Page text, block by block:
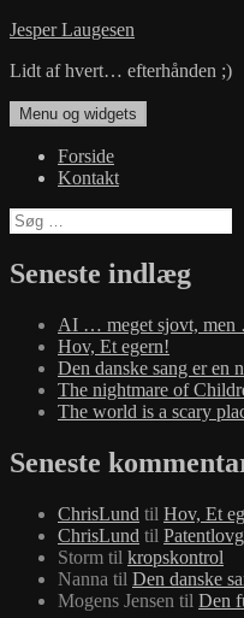
Hop
indhold
Jesper Laugesen
Lidt af hvert… efterhånden ;)
Menu og widgets
Forside
Kontakt
Søg
efter:
Seneste indlæg
AI … meget sjovt,
Hov, Et egern!
Den danske sang er en
The nightmare of
The world is a scary
Seneste
ChrisLund til Hov, Et
ChrisLund til
Storm til kropskontrol
Nanna til Den danske
Mogens Jensen til Den